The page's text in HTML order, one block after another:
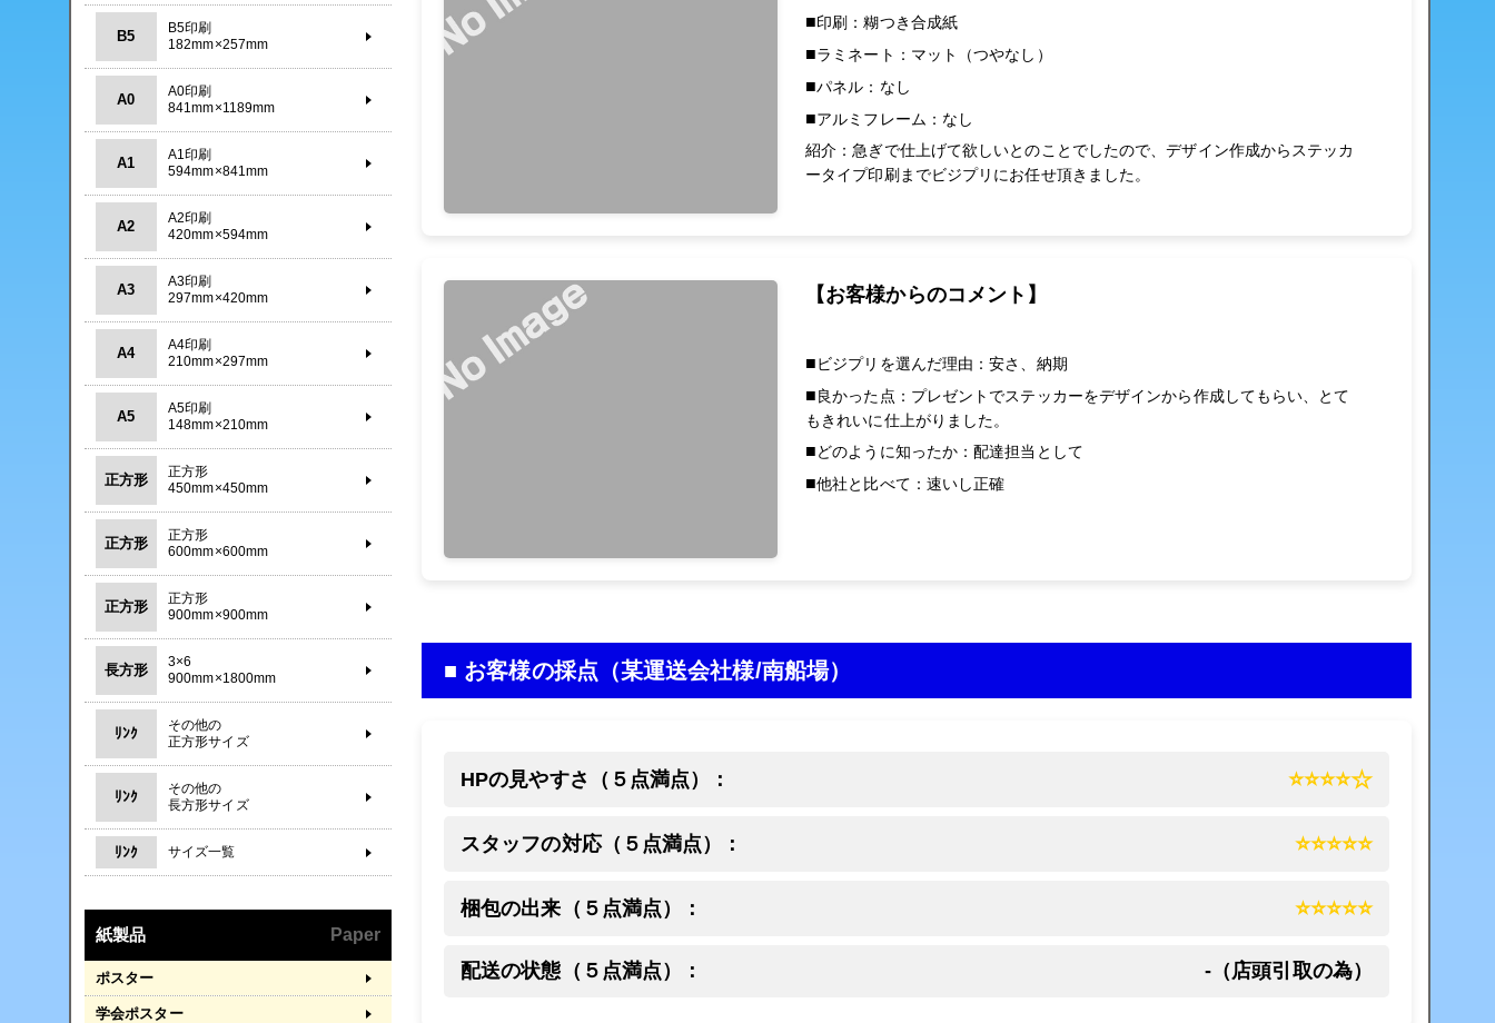
B5
B5印刷
182mm×257mm
A0
A0印刷
841mm×1189mm
A1
A1印刷
594mm×841mm
A2
A2印刷
420mm×594mm
A3
A3印刷
297mm×420mm
A4
A4印刷
210mm×297mm
A5
A5印刷
148mm×210mm
正方形
正方形
450mm×450mm
正方形
正方形
600mm×600mm
正方形
正方形
900mm×900mm
長方形
3×6
900mm×1800mm
ﾘﾝｸ
その他の
正方形サイズ
ﾘﾝｸ
その他の
長方形サイズ
ﾘﾝｸ サイズ一覧
紙製品 Paper
ポスター
学会ポスター
印刷：糊つき合成紙
ラミネート：マット（つやなし）
パネル：なし
アルミフレーム：なし
紹介：急ぎで仕上げて欲しいとのことでしたので、デザイン作成からステッカ
ータイプ印刷までビジプリにお任せ頂きました。
【お客様からのコメント】
ビジプリを選んだ理由：安さ、納期
良かった点：プレゼントでステッカーをデザインから作成してもらい、とて
もきれいに仕上がりました。
どのように知ったか：配達担当として
他社と比べて：速いし正確
■ お客様の採点 （某運送会社様/南船場）
HPの見やすさ（５点満点）： ⭐⭐⭐⭐☆
スタッフの対応（５点満点）： ⭐⭐⭐⭐⭐
梱包の出来（５点満点）： ⭐⭐⭐⭐⭐
配送の状態（５点満点）： -（店頭引取の為）